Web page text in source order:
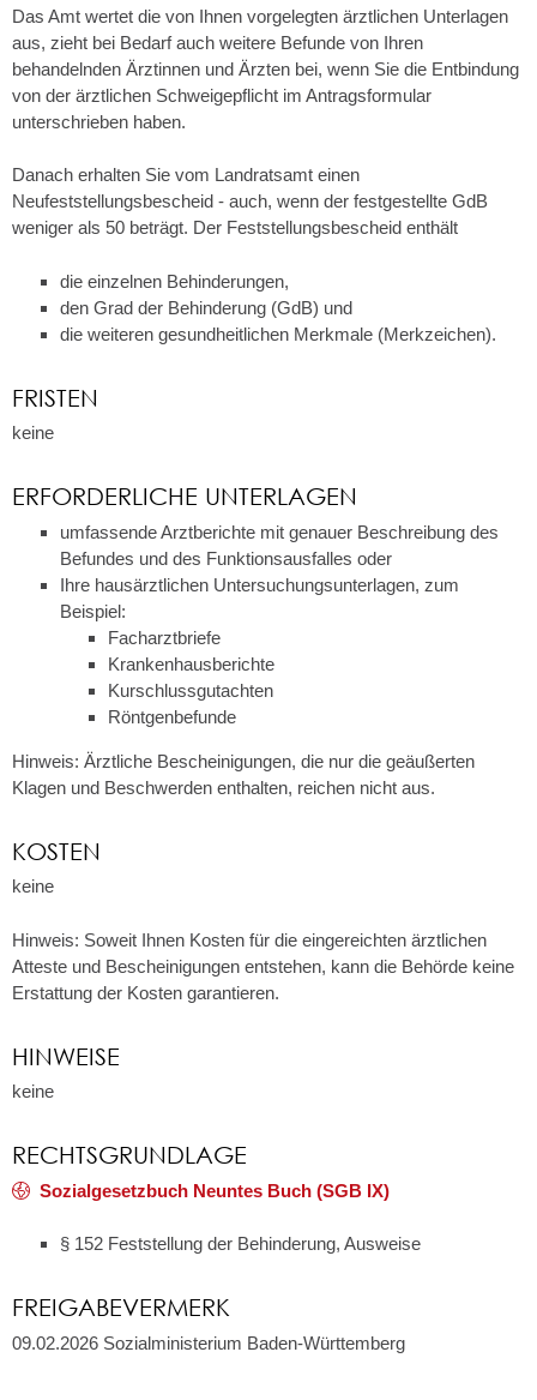
Das Amt wertet die von Ihnen vorgelegten ärztlichen Unterlagen
aus, zieht bei Bedarf auch weitere Befunde von Ihren
behandelnden Ärztinnen und Ärzten bei, wenn Sie die Entbindung
von der ärztlichen Schweigepflicht im Antragsformular
unterschrieben haben.
Danach erhalten Sie vom Landratsamt einen
Neufeststellungsbescheid - auch, wenn der festgestellte GdB
weniger als 50 beträgt. Der Feststellungsbescheid enthält
die einzelnen Behinderungen,
den Grad der Behinderung (GdB) und
die weiteren gesundheitlichen Merkmale (Merkzeichen).
FRISTEN
keine
ERFORDERLICHE UNTERLAGEN
umfassende Arztberichte mit genauer Beschreibung des
Befundes und des Funktionsausfalles oder
Ihre hausärztlichen Untersuchungsunterlagen, zum
Beispiel:
Facharztbriefe
Krankenhausberichte
Kurschlussgutachten
Röntgenbefunde
Hinweis: Ärztliche Bescheinigungen, die nur die geäußerten
Klagen und Beschwerden enthalten, reichen nicht aus.
KOSTEN
keine
Hinweis: Soweit Ihnen Kosten für die eingereichten ärztlichen
Atteste und Bescheinigungen entstehen, kann die Behörde keine
Erstattung der Kosten garantieren.
HINWEISE
keine
RECHTSGRUNDLAGE
Sozialgesetzbuch Neuntes Buch (SGB IX)
§ 152 Feststellung der Behinderung, Ausweise
FREIGABEVERMERK
09.02.2026 Sozialministerium Baden-Württemberg